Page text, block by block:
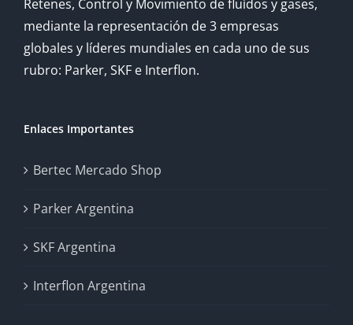
Retenes, Control y Movimiento de fluídos y gases,
mediante la representación de 3 empresas
globales y líderes mundiales en cada uno de sus
rubro: Parker, SKF e Interflon.
Enlaces Importantes
Bertec Mercado Shop
Parker Argentina
SKF Argentina
Interflon Argentina